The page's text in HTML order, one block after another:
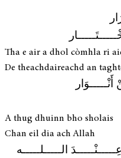
Tha e air a dhol còmhla ri
De theachdaireachd an
أَنْـــــوَار
A thug dhuinn bho sholais
Chan eil dia ach Allah
الـــــلـــــه